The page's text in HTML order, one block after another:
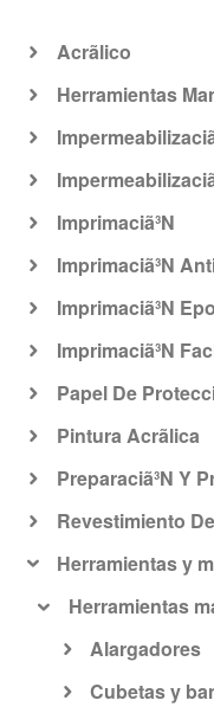
Acrã­lico
Herramientas
Imprimaciã³N
Imprimaciã³N
Imprimaciã³N
Imprimaciã³N
Papel De
Pintura Acrã­lica
Preparaciã³N Y
Revestimiento
Herramientas y
Herramientas
Alargadores
Cubetas y